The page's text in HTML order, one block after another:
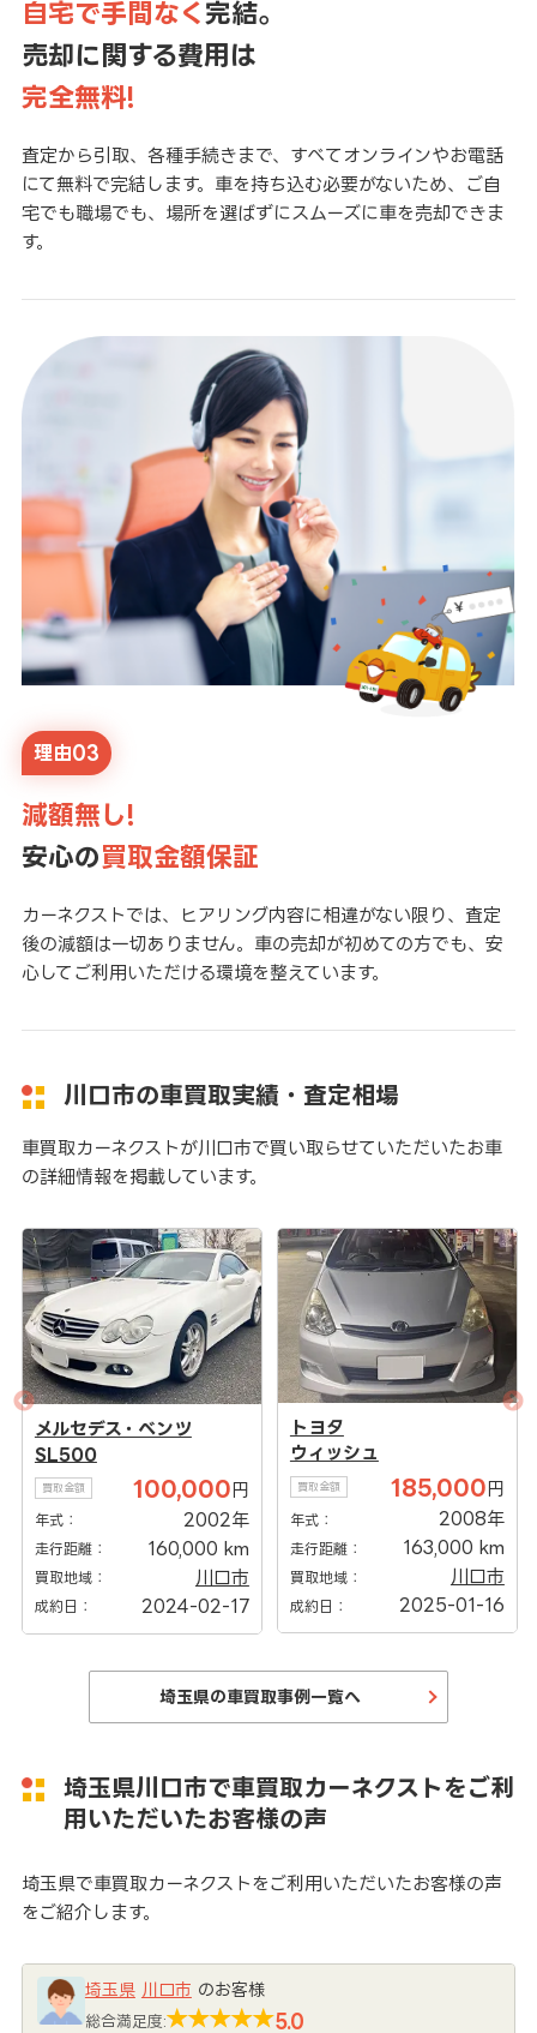
自宅で手間なく 完結。
売却に関する費用は
完全無料!
査定から引取、各種手続きまで、すべてオンラインやお電話
にて無料で完結します。車を持ち込む必要がないため、ご自
宅でも職場でも、場所を選ばずにスムーズに車を売却できま
す。
理由03
減額無し!
安心の買取金額保証
カーネクストでは、ヒアリング内容に相違がない限り、査定
後の減額は一切ありません。車の売却が初めての方でも、安
心してご利用いただける環境を整えています。
川口市の車買取実績・査定相場
車買取カーネクストが川口市で買い取らせていただいたお車
の詳細情報を掲載しています。
ス・ベンツ
100,000円
160,000 km
川口市
2024-02-17
買取金額 185,000円
年式：
走行距離： 163,000 km
買取地域： 川口市
成約日： 2025-01-16
買取金額
年式：
走行距離：
買取地域：
成約日：
埼玉県の車買取事例一覧へ
埼玉県川口市で車買取カーネクストをご利
用いただいたお客様の声
埼玉県で車買取カーネクストをご利用いただいたお客様の声
をご紹介します。
埼玉県 川口市 のお客様
総合満足度: 5.0